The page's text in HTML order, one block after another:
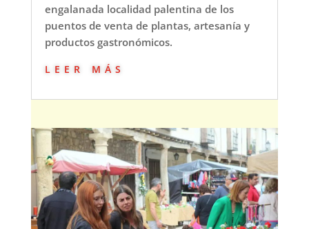
engalanada localidad palentina de los
puentos de venta de plantas, artesanía y
productos gastronómicos.
leer más